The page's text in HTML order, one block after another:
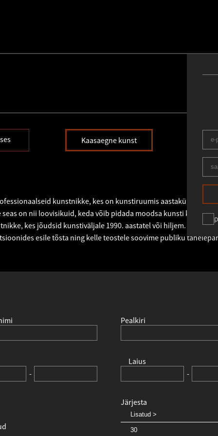
Kaasaegne kunst
kunstnikke, kes on kunstiruumis aastakümneid
on nii loovisikuid, keda võib pidada moodsa kunsti
kes jõudsid kunstiväljale 1990. aastatel või hiljem. Sellel
esile tõsta ning kelle teostele soovime publiku
Pealkiri
-
Laius
-
Järjesta